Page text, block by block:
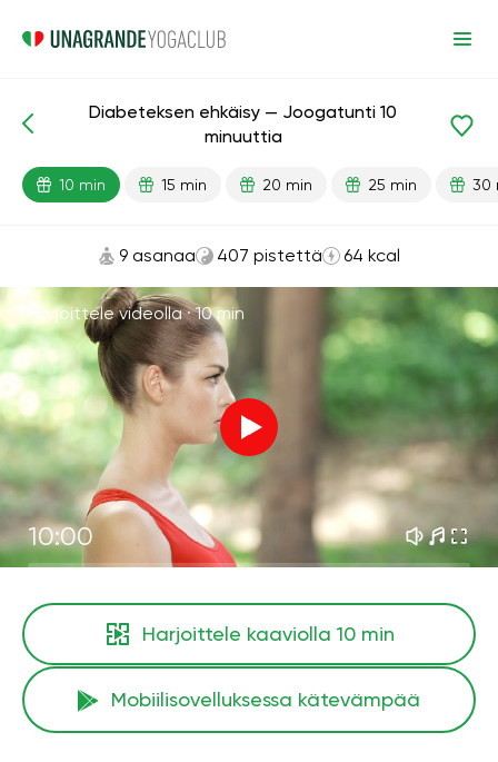
Diabetes
Diabeteksen ehkäisy — Joogatunti 10
minuuttia
10 min 15 min 20 min 25 min 30
9 asanaa 407 pistettä 64 kcal
Harjoittele videolla ·10 min
10:00
Harjoittele kaaviolla 10 min
Mobiilisovelluksessa kätevämpää